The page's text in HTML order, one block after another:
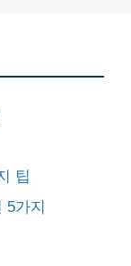
팁
5가지